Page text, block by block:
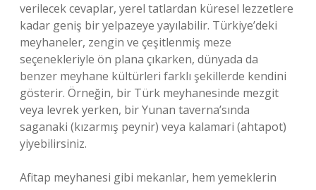
verilecek cevaplar, yerel tatlardan küresel lezzetlere
kadar geniş bir yelpazeye yayılabilir. Türkiye’deki
meyhaneler, zengin ve çeşitlenmiş meze
seçenekleriyle ön plana çıkarken, dünyada da
benzer meyhane kültürleri farklı şekillerde kendini
gösterir. Örneğin, bir Türk meyhanesinde mezgit
veya levrek yerken, bir Yunan taverna’sında
saganaki (kızarmış peynir) veya kalamari (ahtapot)
yiyebilirsiniz.
Afitap meyhanesi gibi mekanlar, hem yemeklerin